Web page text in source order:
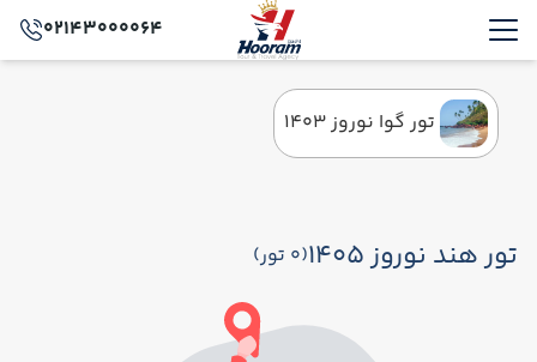
02143000064
تور گوا نوروز 1403
تور هند نوروز 1405 (0 تور)